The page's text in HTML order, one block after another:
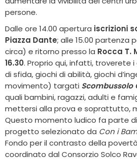
persone.
Dalle ore 14.00 apertura iscrizioni
Piazza Dante; alle 15.00 partenza
circa) e ritorno presso la Rocca T.
16.30. Proprio qui, infatti, troverete i
di sfida, giochi di abilità, giochi
movimento) targati Scombussolo
quali bambini, ragazzi, adulti e
mettersi alla prova e soprattutto,
Questo momento ludico fa parte di
progetto selezionato da Con i
Fondo per il contrasto della
coordinato dal Consorzio Solco